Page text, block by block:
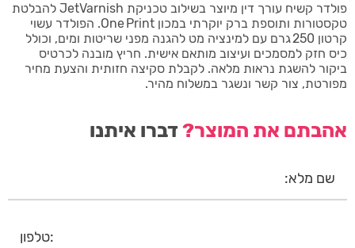
פולדר קשיח עורך דין מיוצר בשילוב טכניקת JetVarnish להבלטת
טקסטורות ותוספת ברק יוקרתי במכון One Print. הפולדר עשוי
קרטון 250 גרם עם למינציה מט להגנה מפני שריטות ומים, וכולל
כיס חזק למסמכים ועיצוב מותאם אישית. חריץ מובנה לכרטיס
ביקור להשגת נראות מלאה. לקבלת סקיצה חזותית והצעת מחיר
מפורטת, צור קשר ונשגר במשלוח מהיר.
אהבתם את המוצר?דברו איתנו